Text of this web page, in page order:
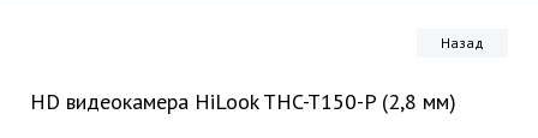
Назад
HD видеокамера HiLook THC-T150-P (2,8 мм)